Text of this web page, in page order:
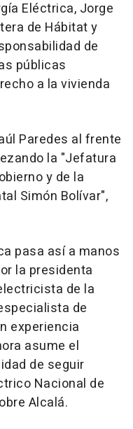
Eléctrica, Jorge
de Hábitat y
de
públicas
a la vivienda
Paredes al frente
la "Jefatura
y de la
Simón Bolívar",
pasa así a manos
la presidenta
de la
de
experiencia
asume el
de seguir
Nacional de
Alcalá.